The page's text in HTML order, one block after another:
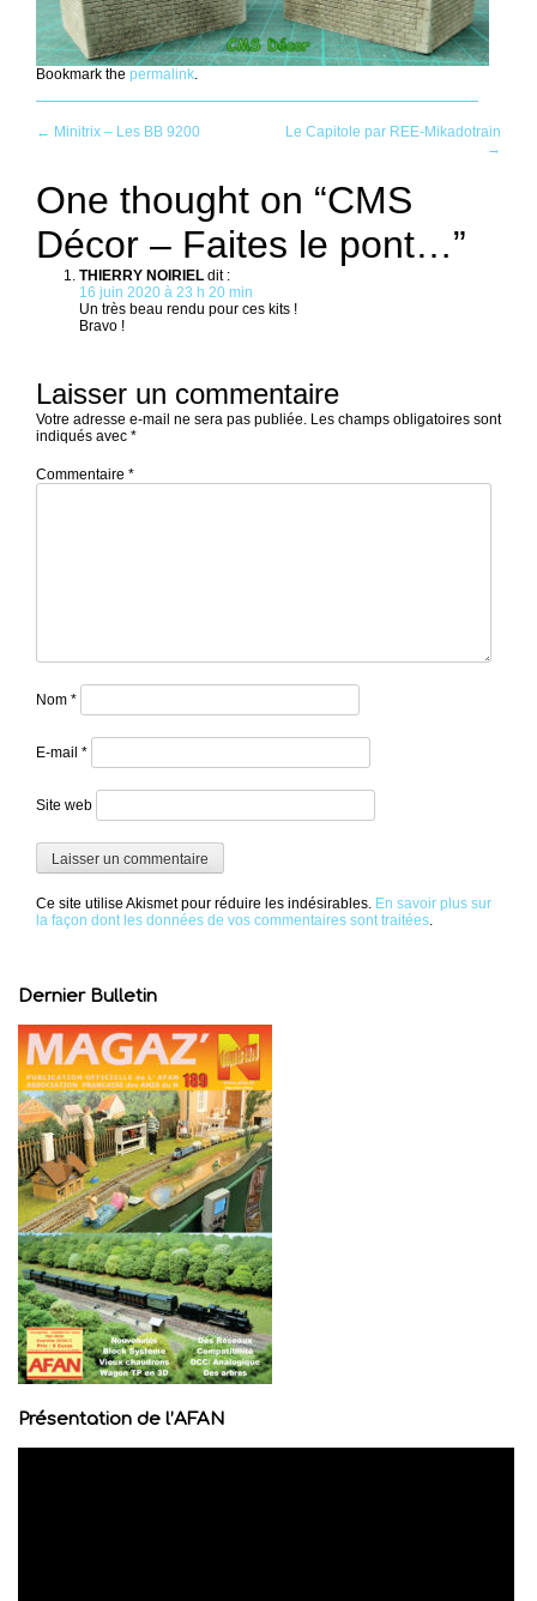
Bookmark the permalink.
Post
navigation
← Minitrix – Les BB 9200
Le Capitole par REE-Mikadotrain
→
One thought on “CMS
Décor – Faites le pont…”
THIERRY NOIRIEL dit :
16 juin 2020 à 23 h 20 min
Un très beau rendu pour ces kits !
Bravo !
Laisser un commentaire
Votre adresse e-mail ne sera pas publiée. Les champs obligatoires sont
indiqués avec *
Commentaire *
Nom *
E-mail *
Site web
Ce site utilise Akismet pour réduire les indésirables. En savoir plus sur
la façon dont les données de vos commentaires sont traitées.
Dernier Bulletin
Présentation de l’AFAN